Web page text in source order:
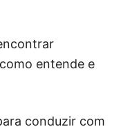
entende e
conduzir com